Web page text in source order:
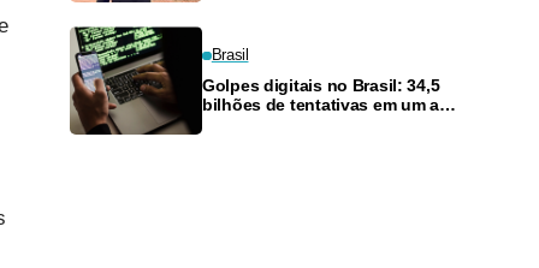
Brasil
Golpes digitais no Brasil: 34,5
bilhões de tentativas em um ano